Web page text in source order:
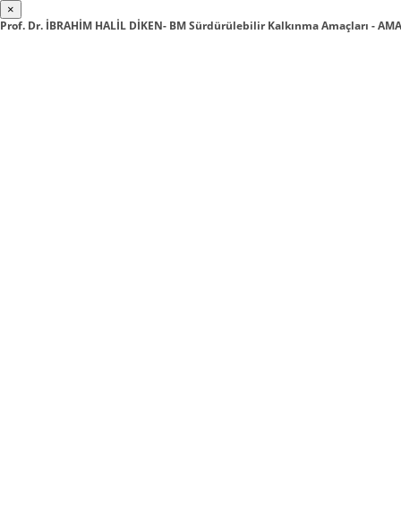
×
Prof. Dr. İBRAHİM HALİL DİKEN- BM Sürdürülebilir Kalkınma Amaçları -